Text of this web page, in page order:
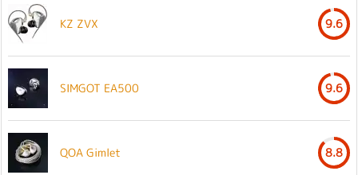
KZ ZVX 9.6
SIMGOT EA500 9.6
QOA Gimlet 8.8